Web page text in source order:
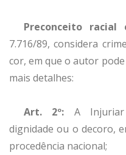
Preconceito
7.716/89, considera
cor, em que o autor
mais detalhes:
Art. 2º: A Injuriar
dignidade ou o decoro,
procedência nacional;